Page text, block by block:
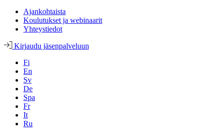
Ajankohtaista
Koulutukset ja webinaarit
Yhteystiedot
Kirjaudu jäsenpalveluun
Fi
En
Sv
De
Spa
Fr
It
Ru